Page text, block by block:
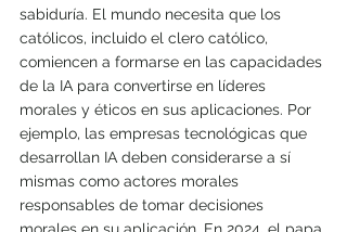
sabiduría. El mundo necesita que los
católicos, incluido el clero católico,
comiencen a formarse en las capacidades
de la IA para convertirse en líderes
morales y éticos en sus aplicaciones. Por
ejemplo, las empresas tecnológicas que
desarrollan IA deben considerarse a sí
mismas como actores morales
responsables de tomar decisiones
morales en su aplicación. En 2024, el papa